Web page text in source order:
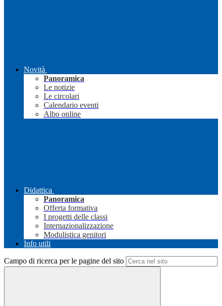
Novità
Panoramica
Le notizie
Le circolari
Calendario eventi
Albo online
Didattica
Panoramica
Offerta formativa
I progetti delle classi
Internazionalizzazione
Modulistica genitori
Info utili
Campo di ricerca per le pagine del sito